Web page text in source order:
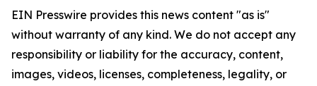
EIN Presswire provides this news content "as is"
without warranty of any kind. We do not accept any
responsibility or liability for the accuracy, content,
images, videos, licenses, completeness, legality, or